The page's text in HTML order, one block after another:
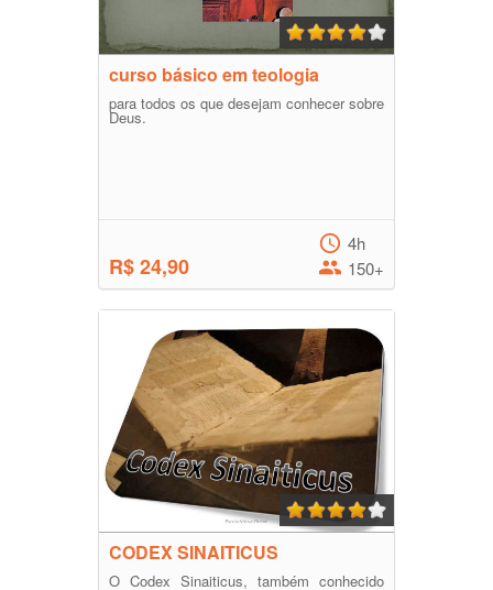
curso básico em teologia
para todos os que desejam conhecer sobre
Deus.
R$ 24,90
4h
150+
CODEX SINAITICUS
O Codex Sinaiticus, também conhecido